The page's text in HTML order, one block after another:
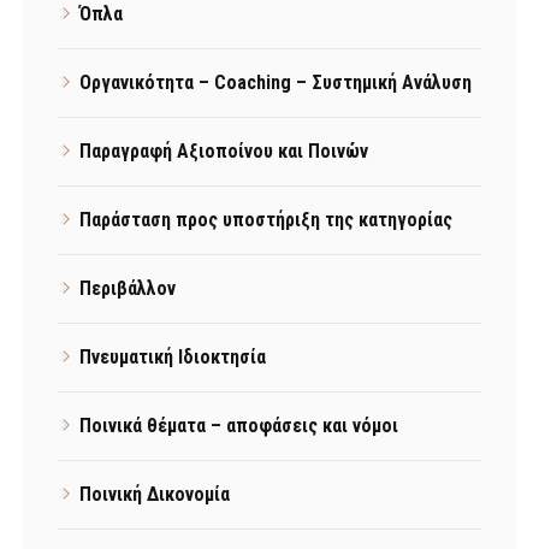
Όπλα
Οργανικότητα – Coaching – Συστημική Ανάλυση
Παραγραφή Αξιοποίνου και Ποινών
Παράσταση προς υποστήριξη της κατηγορίας
Περιβάλλον
Πνευματική Ιδιοκτησία
Ποινικά θέματα – αποφάσεις και νόμοι
Ποινική Δικονομία